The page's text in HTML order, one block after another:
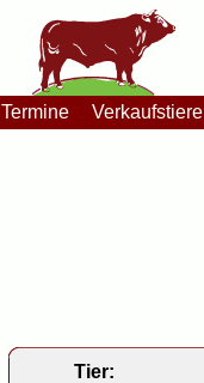
Termine Verkaufstiere
Tier: